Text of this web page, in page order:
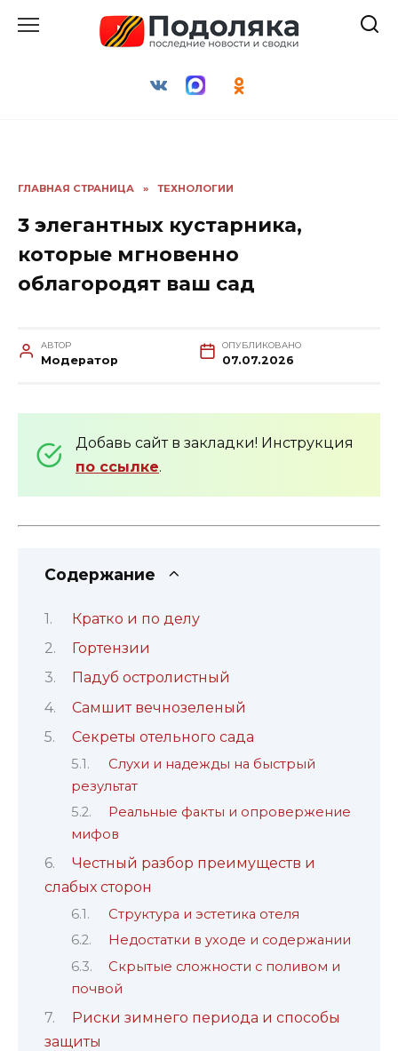
ГЛАВНАЯ СТРАНИЦА » ТЕХНОЛОГИИ
3 элегантных кустарника,
которые мгновенно
облагородят ваш сад
АВТОР
Модератор
ОПУБЛИКОВАНО
07.07.2026
Добавь сайт в закладки! Инструкция
по ссылке.
Содержание
Кратко и по делу
Гортензии
Падуб остролистный
Самшит вечнозеленый
Секреты отельного сада
Слухи и надежды на быстрый
результат
Реальные факты и опровержение
мифов
Честный разбор преимуществ и
слабых сторон
Структура и эстетика отеля
Недостатки в уходе и содержании
Скрытые сложности с поливом и
почвой
Риски зимнего периода и способы
защиты